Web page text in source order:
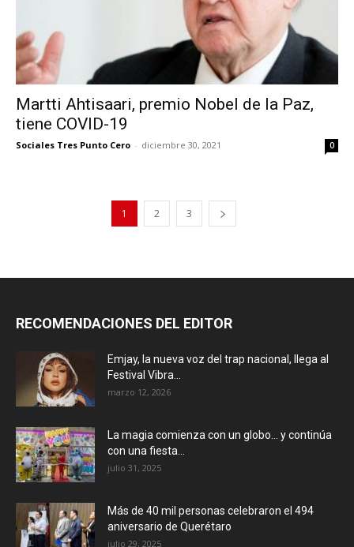
Martti Ahtisaari, premio Nobel de la Paz,
tiene COVID-19
Sociales Tres Punto Cero - diciembre 30, 2021 0
1 2 3
RECOMENDACIONES DEL EDITOR
Emjay, la nueva voz del trap nacional, llega al
Festival Vibra...
marzo 12, 2026
La magia comienza con un globo… y continúa
con una fiesta...
julio 31, 2025
Más de 40 mil personas celebraron el 494
aniversario de Querétaro
julio 29, 2025